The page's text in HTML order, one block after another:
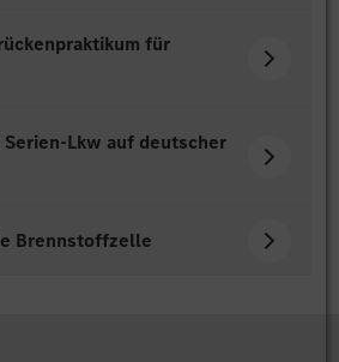
für
Lkw auf deutscher
Brennstoffzelle